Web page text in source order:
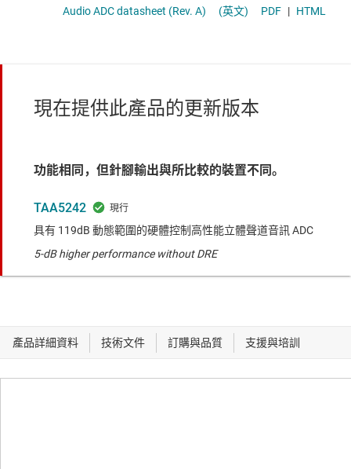
Audio ADC datasheet (Rev. A)
(英文) PDF | HTML
現在提供此產品的更新版本
功能相同，但針腳輸出與所比較的裝置不同。
TAA5242
具有 119dB 動態範圍的硬體控制高性能立體聲道音訊 ADC
5-dB higher performance without DRE